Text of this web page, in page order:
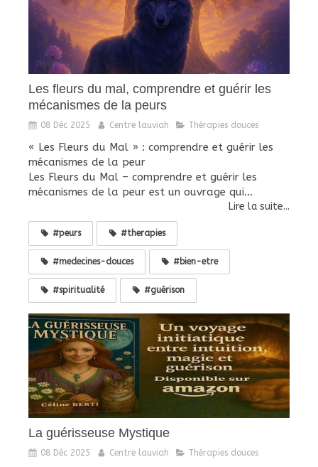
Les fleurs du mal, comprendre et guérir les
mécanismes de la peurs
08 Déc 2025 Centre lauviah Thérapies douces
« Les Fleurs du Mal » : comprendre et guérir les
mécanismes de la peur
Les Fleurs du Mal – comprendre et guérir les
mécanismes de la peur est un ouvrage qui...
Lire la suite...
#peurs #therapies
#medecines-douces #bien-etre
#spiritualité #guérison
La guérisseuse Mystique
08 Déc 2025 Centre lauviah Thérapies douces